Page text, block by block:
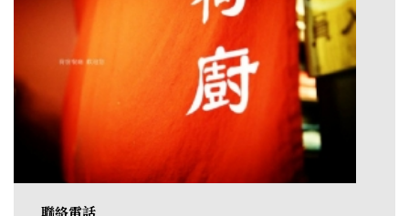
聯絡電話